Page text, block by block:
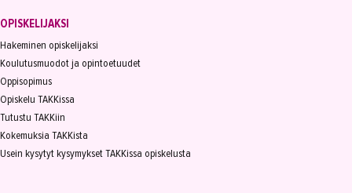
OPISKELIJAKSI
Hakeminen opiskelijaksi
Koulutusmuodot ja opintoetuudet
Oppisopimus
Opiskelu TAKKissa
Tutustu TAKKiin
Kokemuksia TAKKista
Usein kysytyt kysymykset TAKKissa opiskelusta